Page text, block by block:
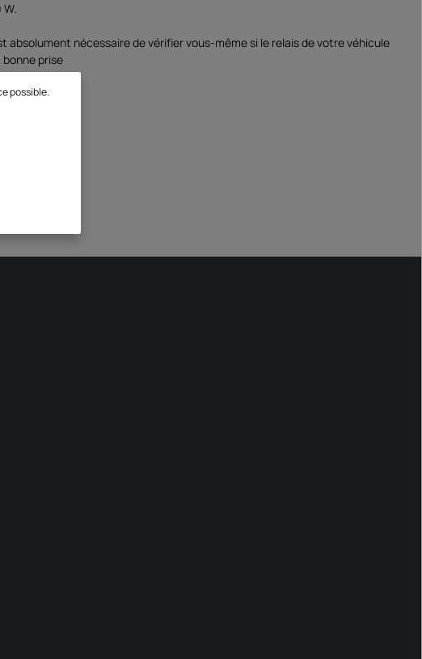
W.
absolument nécessaire de vérifier vous-même si le relais de votre véhicule
bonne prise
possible.